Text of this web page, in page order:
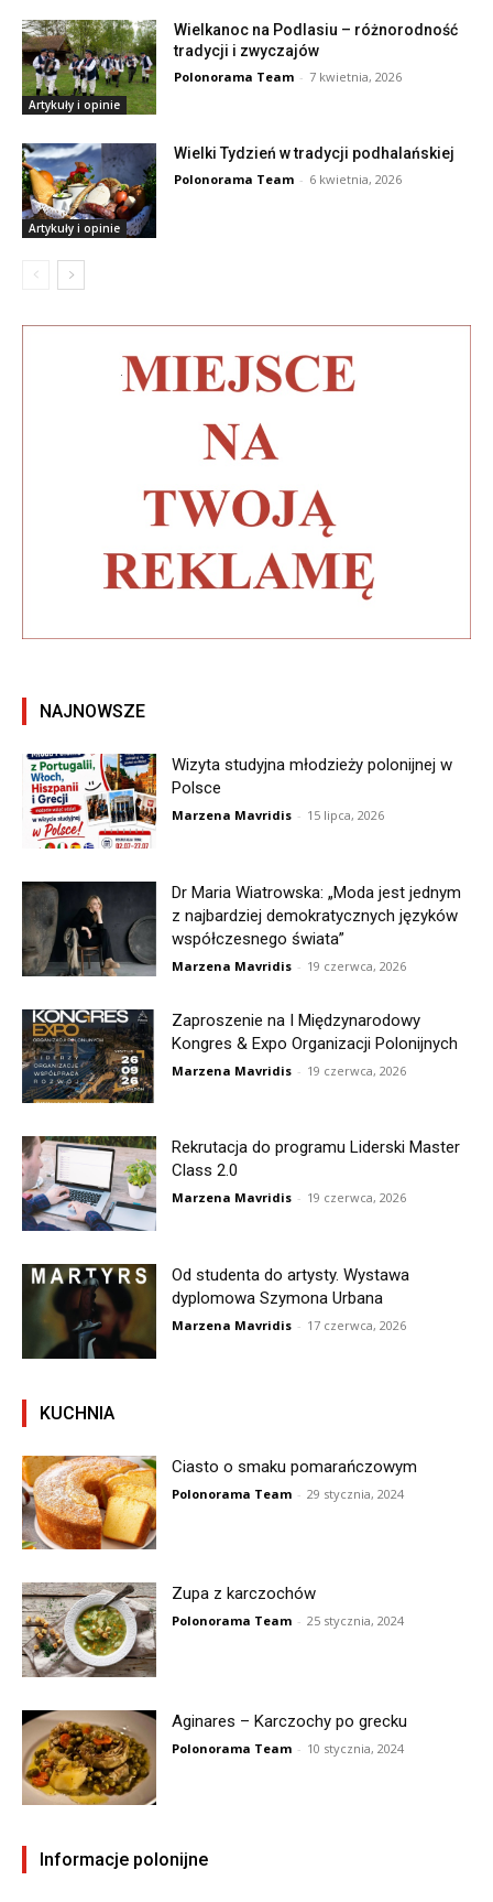
Artykuły i opinie
Wielkanoc na Podlasiu – różnorodność
tradycji i zwyczajów
Polonorama Team - 7 kwietnia, 2026
Artykuły i opinie
Wielki Tydzień w tradycji podhalańskiej
Polonorama Team - 6 kwietnia, 2026
NAJNOWSZE
Wizyta studyjna młodzieży polonijnej w
Polsce
Marzena Mavridis - 15 lipca, 2026
Dr Maria Wiatrowska: „Moda jest jednym
z najbardziej demokratycznych języków
współczesnego świata”
Marzena Mavridis - 19 czerwca, 2026
Zaproszenie na I Międzynarodowy
Kongres & Expo Organizacji Polonijnych
Marzena Mavridis - 19 czerwca, 2026
Rekrutacja do programu Liderski Master
Class 2.0
Marzena Mavridis - 19 czerwca, 2026
Od studenta do artysty. Wystawa
dyplomowa Szymona Urbana
Marzena Mavridis - 17 czerwca, 2026
KUCHNIA
Ciasto o smaku pomarańczowym
Polonorama Team - 29 stycznia, 2024
Zupa z karczochów
Polonorama Team - 25 stycznia, 2024
Aginares – Karczochy po grecku
Polonorama Team - 10 stycznia, 2024
Informacje polonijne